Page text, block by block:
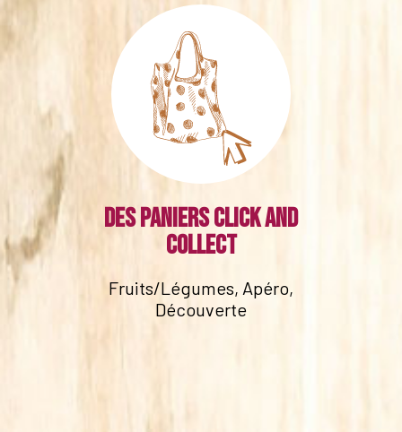
Des paniers click and
collect
Fruits/Légumes, Apéro,
Découverte